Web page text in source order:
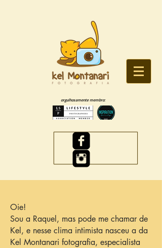
orgulhosamente membro:
Oie!
Sou a Raquel, mas pode me chamar de
Kel, e nesse clima intimista nasceu a da
Kel Montanari fotografia, especialista